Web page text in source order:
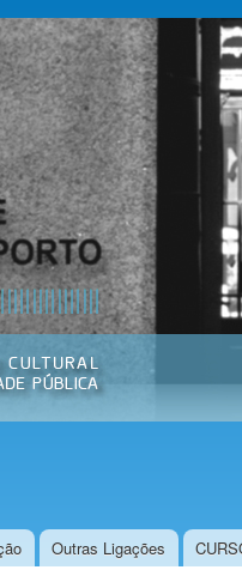
Outras Ligações